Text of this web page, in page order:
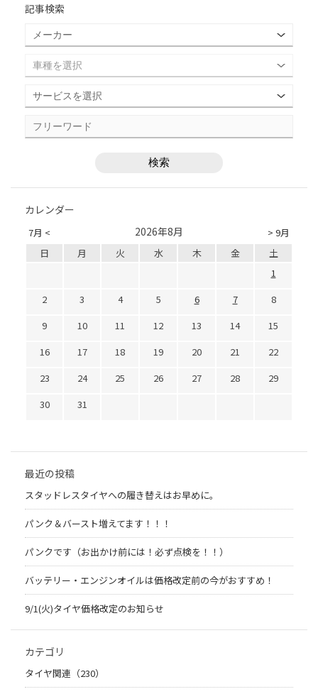
記事検索
カレンダー
7月 < > 9月
2026年8月
日 月 火 水 木 金
土
1
2
3 4 5 6 7
8
9
10 11 12 13 14
15
16
17 18 19 20 21
22
23
24 25 26 27 28
29
30
31
最近の投稿
スタッドレスタイヤへの履き替えはお早めに。
パンク＆バースト増えてます！！！
パンクです（お出かけ前には！必ず点検を！！）
バッテリー・エンジンオイルは価格改定前の今がおすすめ！
9/1(火)タイヤ価格改定のお知らせ
カテゴリ
タイヤ関連（230）